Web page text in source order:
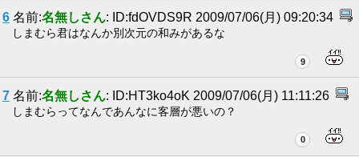
6 名前:名無しさん: ID:fdOVDS9R 2009/07/06(月) 09:20:34
しまむら君はなんか別次元の和みがあるな
9
7 名前:名無しさん: ID:HT3ko4oK 2009/07/06(月) 11:11:26
しまむらってなんであんなに客層が悪いの？
0